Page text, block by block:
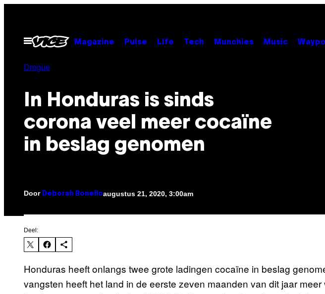
Open
menu
Magazine Pulse Life Tech Munchies Music
Drogue
In Honduras is sinds
corona veel meer cocaïne
in beslag genomen
Door Deborah Bonelloaugustus 21, 2020, 3:00am
Deel:
Honduras heeft onlangs twee grote ladingen cocaïne in beslag
vangsten heeft het land in de eerste zeven maanden van dit jaar